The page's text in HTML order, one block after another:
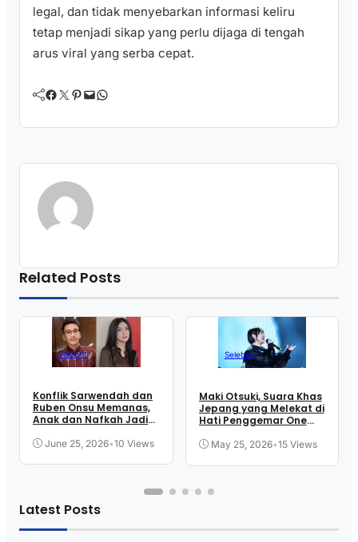
legal, dan tidak menyebarkan informasi keliru
tetap menjadi sikap yang perlu dijaga di tengah
arus viral yang serba cepat.
Facebook Twitter Pinterest Mail WhatsApp
Related Posts
Selebriti
Konflik Sarwendah dan
Ruben Onsu Memanas,
Anak dan Nafkah Jadi
June 25, 2026•10 Views
Selebriti
Maki Otsuki, Suara Khas
Jepang yang Melekat di
Hati Penggemar One
May 25, 2026•15 Views
Latest Posts